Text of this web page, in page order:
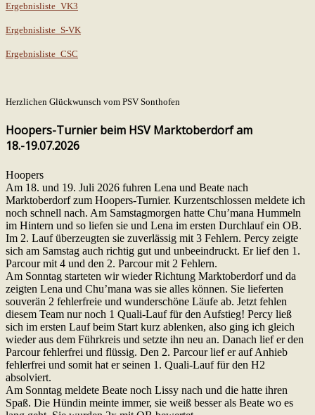
Ergebnisliste_VK3
Ergebnisliste_S-VK
Ergebnisliste_CSC
Herzlichen Glückwunsch vom PSV Sonthofen
Hoopers-Turnier beim HSV Marktoberdorf am
18.-19.07.2026
Hoopers
Am 18. und 19. Juli 2026 fuhren Lena und Beate nach
Marktoberdorf zum Hoopers-Turnier. Kurzentschlossen meldete ich
noch schnell nach. Am Samstagmorgen hatte Chu’mana Hummeln
im Hintern und so liefen sie und Lena im ersten Durchlauf ein OB.
Im 2. Lauf überzeugten sie zuverlässig mit 3 Fehlern. Percy zeigte
sich am Samstag auch richtig gut und unbeeindruckt. Er lief den 1.
Parcour mit 4 und den 2. Parcour mit 2 Fehlern.
Am Sonntag starteten wir wieder Richtung Marktoberdorf und da
zeigten Lena und Chu’mana was sie alles können. Sie lieferten
souverän 2 fehlerfreie und wunderschöne Läufe ab. Jetzt fehlen
diesem Team nur noch 1 Quali-Lauf für den Aufstieg! Percy ließ
sich im ersten Lauf beim Start kurz ablenken, also ging ich gleich
wieder aus dem Führkreis und setzte ihn neu an. Danach lief er den
Parcour fehlerfrei und flüssig. Den 2. Parcour lief er auf Anhieb
fehlerfrei und somit hat er seinen 1. Quali-Lauf für den H2
absolviert.
Am Sonntag meldete Beate noch Lissy nach und die hatte ihren
Spaß. Die Hündin meinte immer, sie weiß besser als Beate wo es